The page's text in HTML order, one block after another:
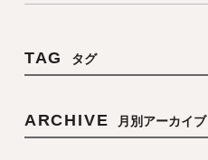
TAG タグ
ARCHIVE 月別アーカイブ